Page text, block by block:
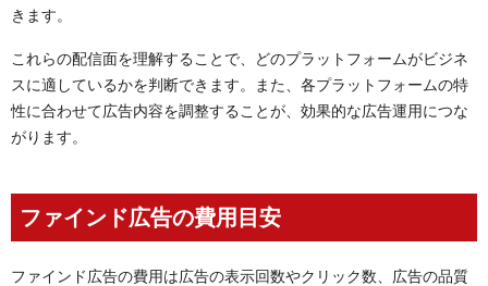
きます。
これらの配信面を理解することで、どのプラットフォームがビジネ
スに適しているかを判断できます。また、各プラットフォームの特
性に合わせて広告内容を調整することが、効果的な広告運用につな
がります。
ファインド広告の費用目安
ファインド広告の費用は広告の表示回数やクリック数、広告の品質